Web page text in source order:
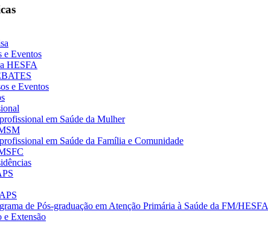
e Eventos
HESFA
e Eventos
em Saúde da Mulher
em Saúde da Família e Comunidade
de Pós-graduação em Atenção Primária à Saúde da FM/HESFA
e Extensão